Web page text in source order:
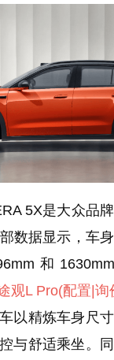
5X是大众品
数据显示，车
和
观L Pro(配置|询
以精炼车身尺
与舒适乘坐。